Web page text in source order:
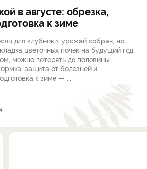
в августе: обрезка,
к зиме
для клубники: урожай собран, но
цветочных почек на будущий год.
можно потерять до половины
защита от болезней и
к зиме — ...